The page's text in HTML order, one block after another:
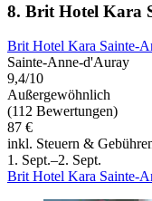
8. Brit Hotel Kara
Brit Hotel Kara Sainte-
Sainte-Anne-d'Auray
9,4/10
Außergewöhnlich
(112 Bewertungen)
87 €
inkl. Steuern &
1. Sept.–2. Sept.
Brit Hotel Kara Sainte-